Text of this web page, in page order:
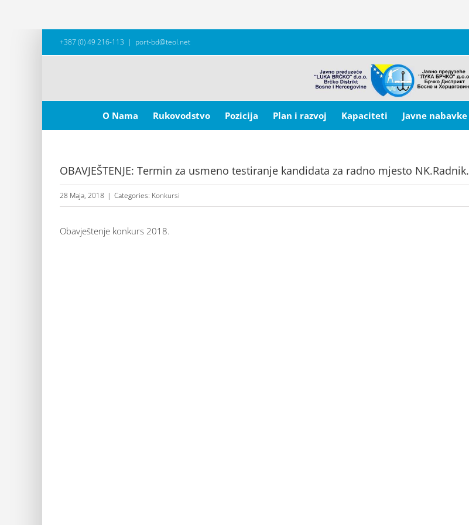
+387 (0) 49 216-113 | port-bd@teol.net
for:
O Nama
Rukovodstvo Pozicija Plan i razvoj Kapaciteti Javne nabavke
OBAVJEŠTENJE: Termin za usmeno testiranje kandidata za radno mjesto NK.Radnik.
28 Maja, 2018 | Categories: Konkursi
Obavještenje konkurs 2018.